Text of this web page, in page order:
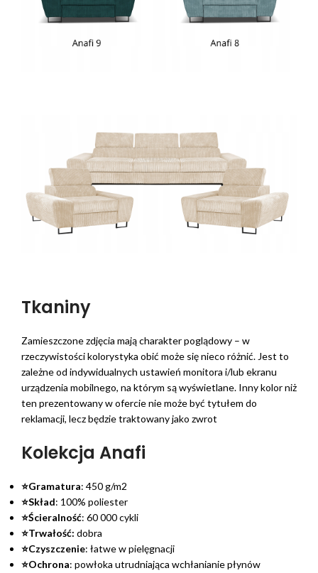
Tkaniny
Zamieszczone zdjęcia mają charakter poglądowy – w
rzeczywistości kolorystyka obić może się nieco różnić. Jest to
zależne od indywidualnych ustawień monitora i/lub ekranu
urządzenia mobilnego, na którym są wyświetlane. Inny kolor niż
ten prezentowany w ofercie nie może być tytułem do
reklamacji, lecz będzie traktowany jako zwrot
Kolekcja Anafi
⭐Gramatura: 450 g/m2
⭐Skład: 100% poliester
⭐Ścieralność: 60 000 cykli
⭐Trwałość: dobra
⭐Czyszczenie: łatwe w pielęgnacji
⭐Ochrona: powłoka utrudniająca wchłanianie płynów